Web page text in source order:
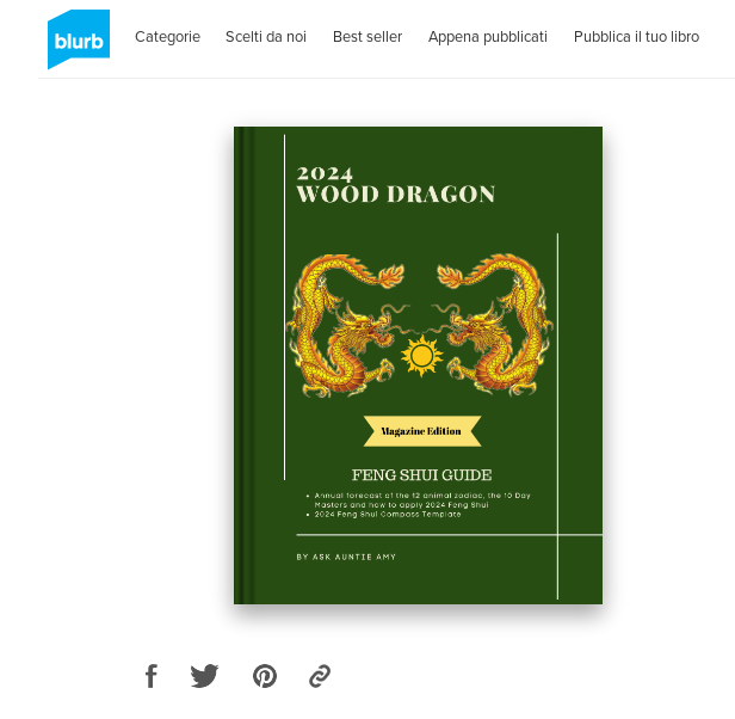
Categorie Scelti da noi Best seller Appena pubblicati Pubblica il tuo libro